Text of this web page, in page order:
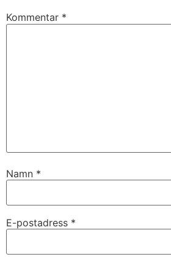
Kommentar *
Namn *
E-postadress *